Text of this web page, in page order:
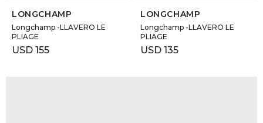
LONGCHAMP
Longchamp -LLAVERO LE
PLIAGE
USD 155
LONGCHAMP
Longchamp -LLAVERO LE
PLIAGE
USD 135